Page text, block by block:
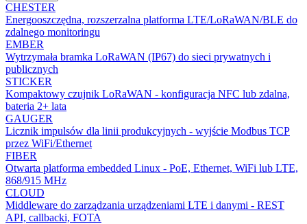
CHESTER
Energooszczędna, rozszerzalna platforma LTE/LoRaWAN/BLE do
zdalnego monitoringu
EMBER
Wytrzymała bramka LoRaWAN (IP67) do sieci prywatnych i
publicznych
STICKER
Kompaktowy czujnik LoRaWAN - konfiguracja NFC lub zdalna,
bateria 2+ lata
GAUGER
Licznik impulsów dla linii produkcyjnych - wyjście Modbus TCP
przez WiFi/Ethernet
FIBER
Otwarta platforma embedded Linux - PoE, Ethernet, WiFi lub LTE,
868/915 MHz
CLOUD
Middleware do zarządzania urządzeniami LTE i danymi - REST
API, callbacki, FOTA